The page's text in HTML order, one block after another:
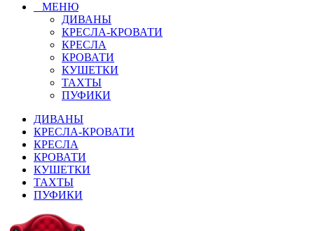
МЕНЮ
ДИВАНЫ
КРЕСЛА-КРОВАТИ
КРЕСЛА
КРОВАТИ
КУШЕТКИ
ТАХТЫ
ПУФИКИ
ДИВАНЫ
КРЕСЛА-КРОВАТИ
КРЕСЛА
КРОВАТИ
КУШЕТКИ
ТАХТЫ
ПУФИКИ